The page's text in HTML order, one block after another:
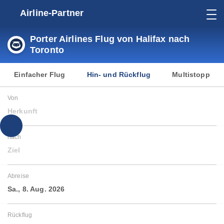
Airline-Partner
Porter Airlines Flug von Halifax nach
Toronto
Einfacher Flug Hin- und Rückflug Multistopp
Von
Herkunft
nach
Ziel
Abreise
Sa., 8. Aug. 2026
Rückflug